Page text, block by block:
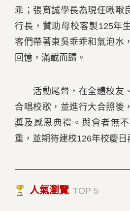
乖；張育誠學長為現任啾啾
行長，贊助母校客製125年
客們帶著東吳乖乖和氣泡水
回憶，滿載而歸。
活動尾聲，在全體校友
合唱校歌，並進行大合照後
獎及感恩典禮。與會者無
重，並期待建校126年校慶日
人氣瀏覽 TOP 5